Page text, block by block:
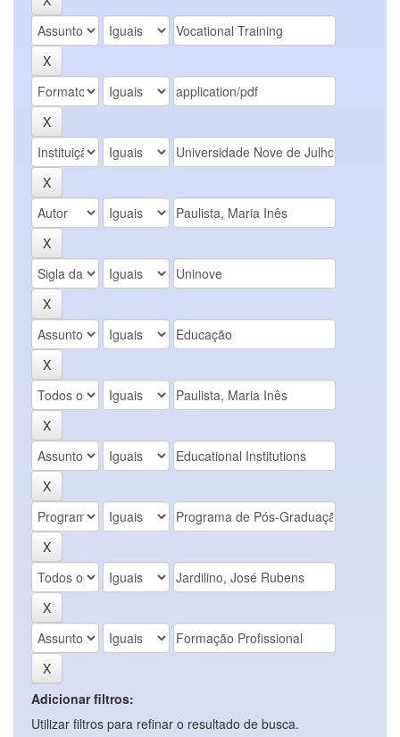
Adicionar filtros:
Utilizar filtros para refinar o resultado de busca.